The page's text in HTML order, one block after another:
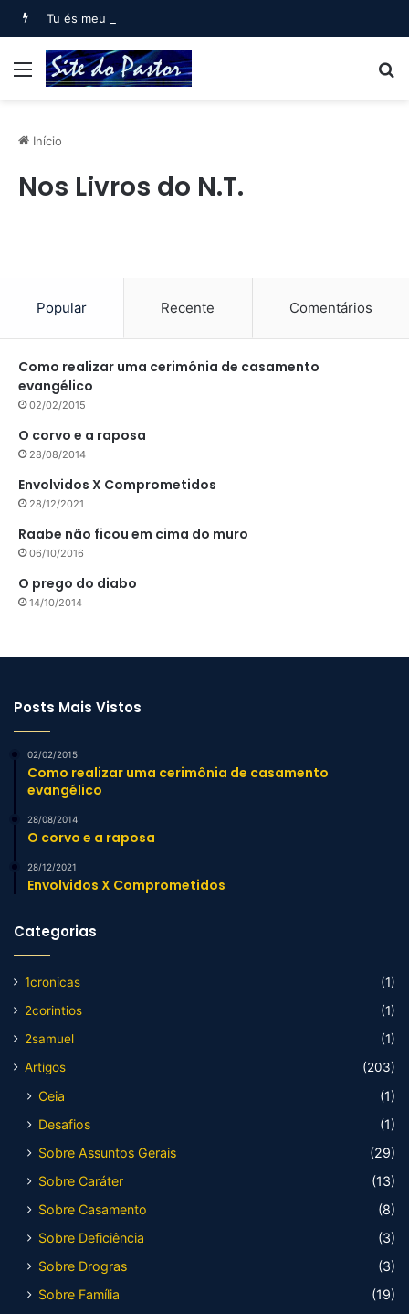
Tu és meu filho, Eu hoje te gerei (Salmo 2)
Menu
Início
Nos Livros do N.T.
Popular Recente Comentários
Como realizar uma cerimônia de casamento
evangélico
02/02/2015
O corvo e a raposa
28/08/2014
Envolvidos X Comprometidos
28/12/2021
Raabe não ficou em cima do muro
06/10/2016
O prego do diabo
14/10/2014
Posts Mais Vistos
02/02/2015
Como realizar uma cerimônia de casamento
evangélico
28/08/2014
O corvo e a raposa
28/12/2021
Envolvidos X Comprometidos
Categorias
1cronicas
(1)
2corintios
(1)
2samuel
(1)
Artigos
(203)
Ceia
(1)
Desafios
(1)
Sobre Assuntos Gerais
(29)
Sobre Caráter
(13)
Sobre Casamento
(8)
Sobre Deficiência
(3)
Sobre Drogras
(3)
Sobre Família
(19)